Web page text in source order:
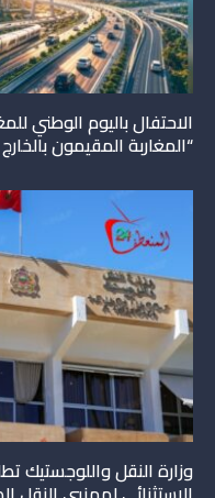
الاحتفال باليوم الوطني
“المغاربة المقيمون
وزارة النقل